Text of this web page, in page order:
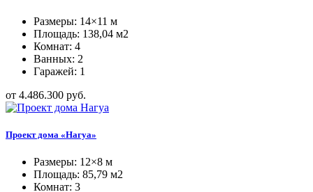
Размеры: 14×11 м
Площадь: 138,04 м2
Комнат: 4
Ванных: 2
Гаражей: 1
от 4.486.300 руб.
Проект дома «Нагуа»
Размеры: 12×8 м
Площадь: 85,79 м2
Комнат: 3